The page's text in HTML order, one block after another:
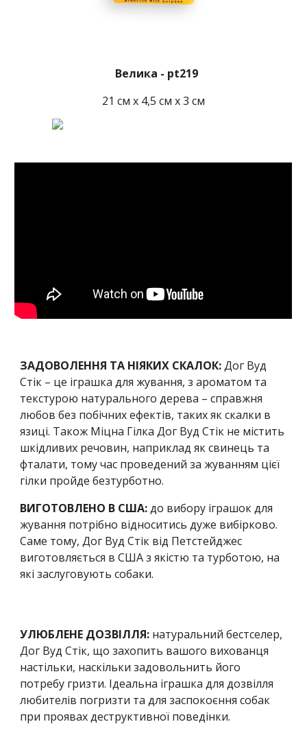
Велика - pt219
21 см x 4,5 см x 3 см
ЗАДОВОЛЕННЯ ТА НІЯКИХ СКАЛОК: Дог Вуд
Стік – це іграшка для жування, з ароматом та
текстурою натурального дерева – справжня
любов без побічних ефектів, таких як скалки в
язиці. Також Міцна Гілка Дог Вуд Стік не містить
шкідливих речовин, наприклад як свинець та
фталати, тому час проведений за жуванням цієї
гілки пройде безтурботно.
ВИГОТОВЛЕНО В США: до вибору іграшок для
жування потрібно відноситись дуже вибірково.
Саме тому, Дог Вуд Стік від Петстейджес
виготовляється в США з якістю та турботою, на
які заслуговують собаки.
УЛЮБЛЕНЕ ДОЗВІЛЛЯ: натуральний бестселер,
Дог Вуд Стік, що захопить вашого вихованця
настільки, наскільки задовольнить його
потребу гризти. Ідеальна іграшка для дозвілля
любителів погризти та для заспокоєння собак
при проявах деструктивної поведінки.